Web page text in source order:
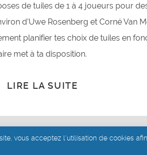
de tuiles de 1 à 4 joueurs pour
d’Uwe Rosenberg et Corné Van
planifier tes choix de tuiles en
met à ta disposition.
LIRE LA SUITE
légalesvous acceptez l'utilisation de cookies